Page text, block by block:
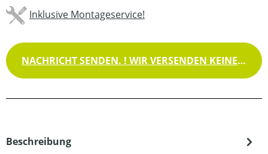
Inklusive Montageservice!
NACHRICHT SENDEN. ! WIR VERSENDEN KEINE WAREN !
Beschreibung